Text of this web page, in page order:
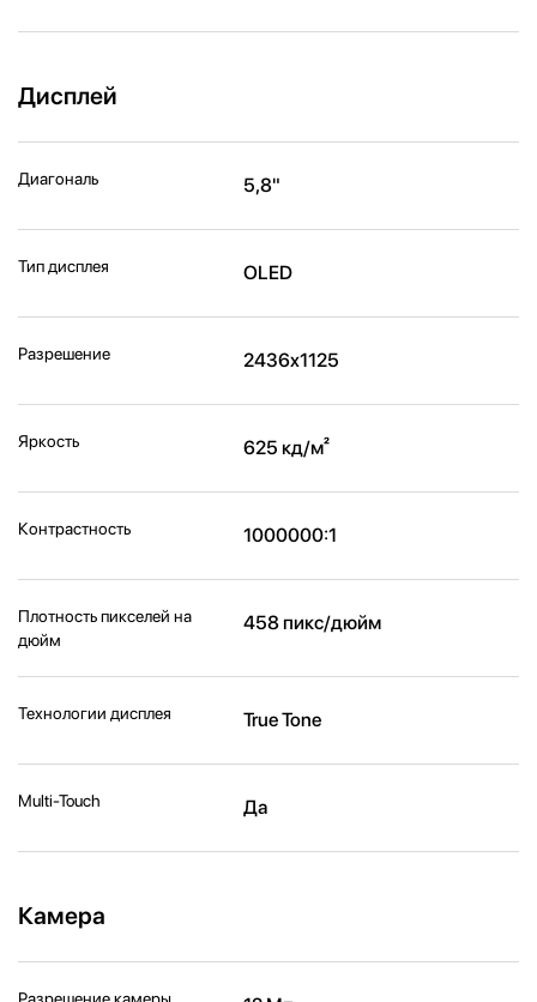
Дисплей
Диагональ 5,8"
Тип дисплея OLED
Разрешение 2436x1125
Яркость 625 кд/м²
Контрастность 1000000:1
Плотность пикселей на
дюйм
458 пикс/дюйм
Технологии дисплея True Tone
Multi-Touch Да
Камера
Разрешение камеры